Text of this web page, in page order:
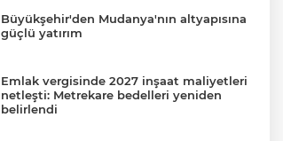
Büyükşehir'den Mudanya'nın altyapısına
güçlü yatırım
Emlak vergisinde 2027 inşaat maliyetleri
netleşti: Metrekare bedelleri yeniden
belirlendi